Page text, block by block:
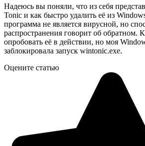
Надеюсь вы поняли, что из себя
Tonic и как быстро удалить её из
программа не является вирусной, но
распространения говорит об обратном.
опробовать её в действии, но моя
заблокировала запуск wintonic.exe.
Оцените статью